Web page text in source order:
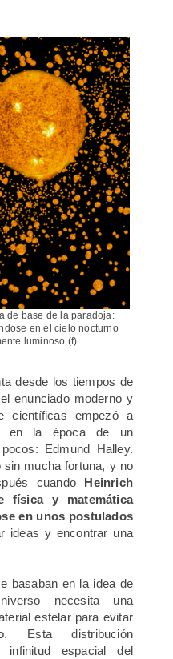
de base de la paradoja:
en el cielo nocturno
luminoso (f)
desde los tiempos de
enunciado moderno y
científicas empezó a
en la época de un
Edmund Halley.
sin mucha fortuna, y no
cuando Heinrich
física y matemática
en unos postulados
ideas y encontrar una
basaban en la idea de
necesita una
estelar para evitar
Esta distribución
espacial del